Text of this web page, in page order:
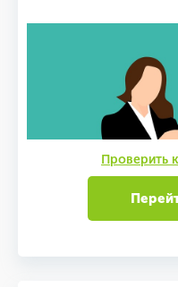
Проверить